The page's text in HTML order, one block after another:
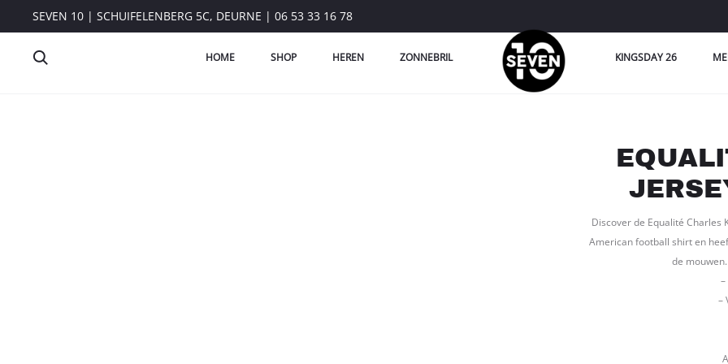
SEVEN 10 | SCHUIFELENBERG 5C, DEURNE | 06 53 33 16 78
HOME SHOP HEREN ZONNEBRIL KINGSDAY 26
Discover de Equalité Charles
American football shirt en
de
–